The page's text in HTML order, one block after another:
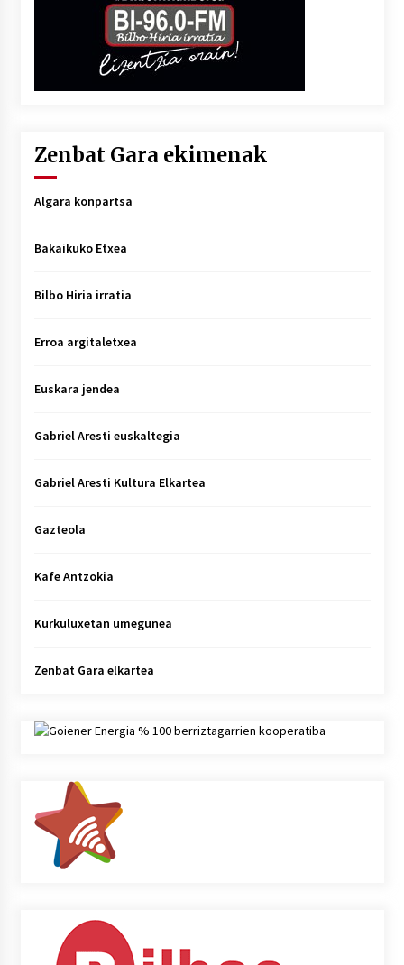
Zenbat Gara ekimenak
Algara konpartsa
Bakaikuko Etxea
Bilbo Hiria irratia
Erroa argitaletxea
Euskara jendea
Gabriel Aresti euskaltegia
Gabriel Aresti Kultura Elkartea
Gazteola
Kafe Antzokia
Kurkuluxetan umegunea
Zenbat Gara elkartea